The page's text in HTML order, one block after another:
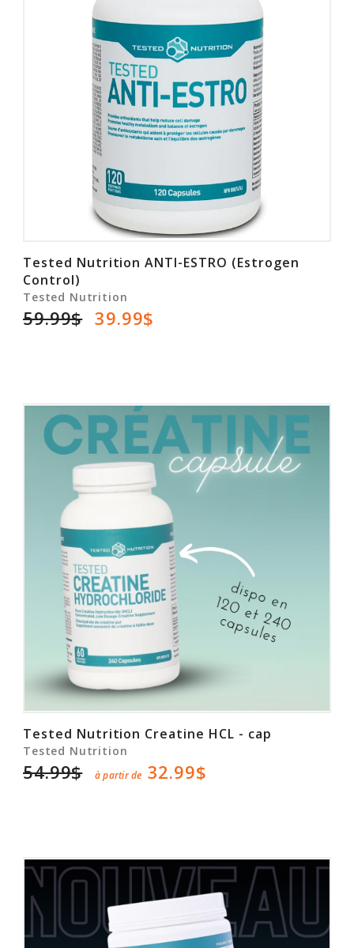
Tested Nutrition ANTI-ESTRO (Estrogen
Control)
Tested Nutrition
59.99$ 39.99$
Tested Nutrition Creatine HCL - cap
Tested Nutrition
54.99$ à partir de 32.99$